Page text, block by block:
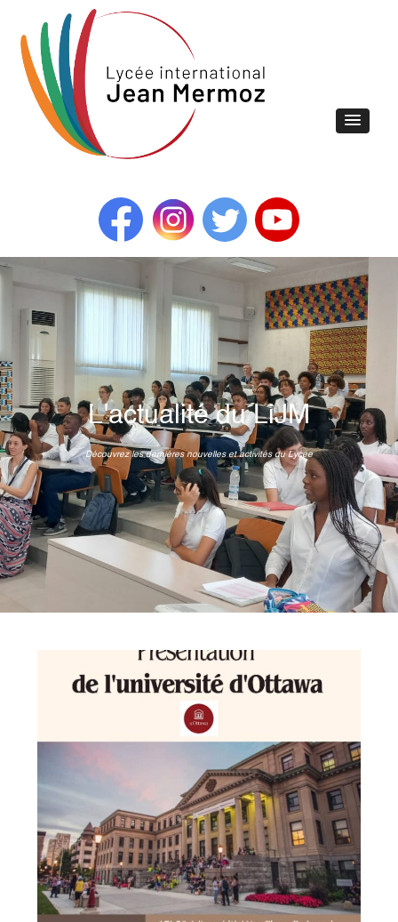
L'actualité du LiJM
Découvrez les dernières nouvelles et activités du Lycée